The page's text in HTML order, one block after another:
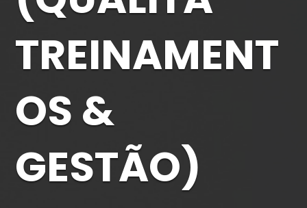
TREINAMENT
OS &
GESTÃO)